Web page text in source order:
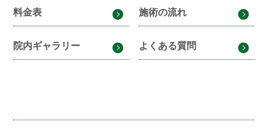
料金表 施術の流れ
院内ギャラリー よくある質問